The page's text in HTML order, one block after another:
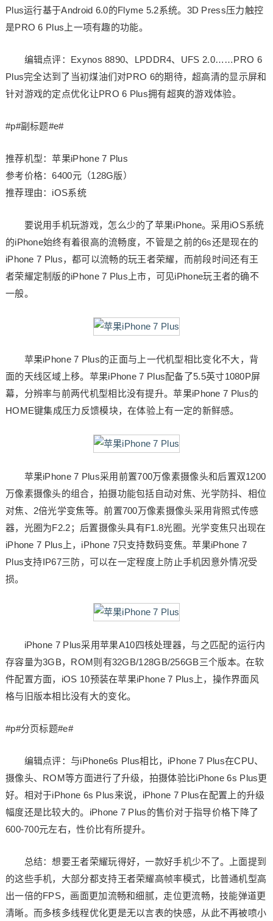
Plus运行基于Android 6.0的Flyme 5.2系统。3D Press压力触控
是PRO 6 Plus上一项有趣的功能。
编辑点评：Exynos 8890、LPDDR4、UFS 2.0……PRO 6
Plus完全达到了当初煤油们对PRO 6的期待，超高清的显示屏和
针对游戏的定点优化让PRO 6 Plus拥有超爽的游戏体验。
#p#副标题#e#
推荐机型：苹果iPhone 7 Plus
参考价格：6400元（128G版）
推荐理由：iOS系统
要说用手机玩游戏，怎么少的了苹果iPhone。采用iOS系统
的iPhone始终有着很高的流畅度，不管是之前的6s还是现在的
iPhone 7 Plus，都可以流畅的玩王者荣耀，而前段时间还有王
者荣耀定制版的iPhone 7 Plus上市，可见iPhone玩王者的确不
一般。
苹果iPhone 7 Plus的正面与上一代机型相比变化不大，背
面的天线区域上移。苹果iPhone 7 Plus配备了5.5英寸1080P屏
幕，分辨率与前两代机型相比没有提升。苹果iPhone 7 Plus的
HOME键集成压力反馈模块，在体验上有一定的新鲜感。
苹果iPhone 7 Plus采用前置700万像素摄像头和后置双1200
万像素摄像头的组合，拍摄功能包括自动对焦、光学防抖、相位
对焦、2倍光学变焦等。前置700万像素摄像头采用背照式传感
器，光圈为F2.2；后置摄像头具有F1.8光圈。光学变焦只出现在
iPhone 7 Plus上，iPhone 7只支持数码变焦。苹果iPhone 7
Plus支持IP67三防，可以在一定程度上防止手机因意外情况受
损。
iPhone 7 Plus采用苹果A10四核处理器，与之匹配的运行内
存容量为3GB，ROM则有32GB/128GB/256GB三个版本。在软
件配置方面，iOS 10预装在苹果iPhone 7 Plus上，操作界面风
格与旧版本相比没有大的变化。
#p#分页标题#e#
编辑点评：与iPhone6s Plus相比，iPhone 7 Plus在CPU、
摄像头、ROM等方面进行了升级，拍摄体验比iPhone 6s Plus更
好。相对于iPhone 6s Plus来说，iPhone 7 Plus在配置上的升级
幅度还是比较大的。iPhone 7 Plus的售价对于指导价格下降了
600-700元左右，性价比有所提升。
总结：想要王者荣耀玩得好，一款好手机少不了。上面提到
的这些手机，大部分都支持王者荣耀高帧率模式，比普通机型高
出一倍的FPS，画面更加流畅和细腻，走位更流畅，技能弹道更
清晰。而多核多线程优化更是无以言表的快感，从此不再被喷小